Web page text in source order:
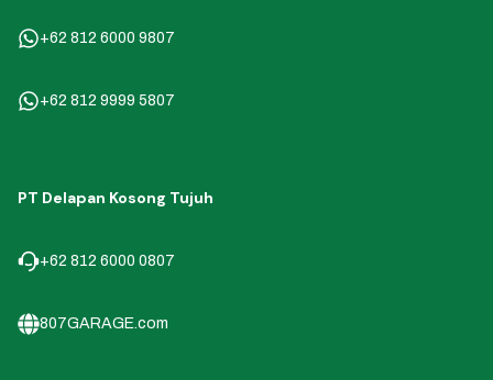
+62 812 6000 9807
+62 812 9999 5807
PT Delapan Kosong Tujuh
+62 812 6000 0807
807GARAGE.com